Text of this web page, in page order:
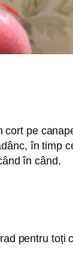
pe
în timp
în când.
pentru toți